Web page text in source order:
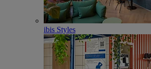
ibis Styles